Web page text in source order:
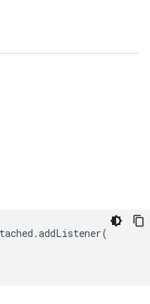
.addListener(